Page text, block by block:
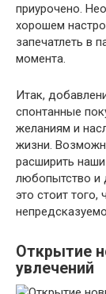
приурочено.
хорошем
запечатлеть в
момента.
Итак,
спонтанные
желаниям и
жизни.
расширить
любопытство и
это стоит
Открытие
увлечений